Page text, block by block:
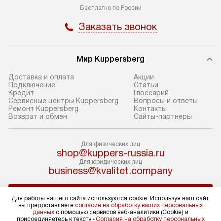
В оговоренный день служба
прибор до подъезда. Если
установки, предварительно
согласуйте это с менеджером.
За данную услугу взимается
дополнительная плата. Обратите
внимание на размеры прибора: если
они не позволяют пронести его
то сотрудники транспортной
службы не смогут демонтировать
дверцы, ручки или другие
гарантийного ремонта в будущем.
Перед заказом удостоверьтесь, что
Стандартная
по уровню, а
к
После этого
В стандартную
не входят:
и
Бесплатно по России
Заказать звонок
Мир Kuppersberg
Доставка и оплата
Подключение
Кредит
Сервисные центры Kuppersberg
Ремонт Kuppersberg
Возврат и обмен
Акции
Cтатьи
Глоссарий
Вопросы и ответы
Контакты
Сайты-партнеры
Для физических лиц
shop@kuppers-russia.ru
Для юридических лиц
business@kvalitet.company
Политика конфиденциальности
Для работы нашего сайта используются cookie. Используя наш сайт,
вы предоставляете согласие на обработку ваших персональных
данных с помощью сервисов веб-аналитики (Cookie) и
присоединяетесь к тексту «Согласия на обработку персональных